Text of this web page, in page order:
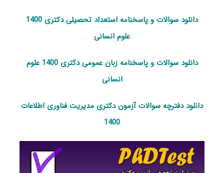
دانلود سوالات و پاسخنامه استعداد تحصیلی دکتری 1400
علوم انسانی
دانلود سوالات و پاسخنامه زبان عمومی دکتری 1400 علوم
انسانی
دانلود دفترچه سوالات آزمون دکتری مدیریت فناوری اطلاعات
1400